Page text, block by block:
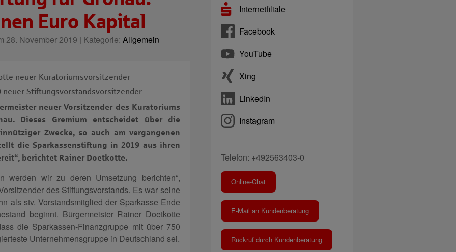
Euro Kapital
28. November 2019 | Kategorie: Allgemein
neuer Kuratoriumsvorsitzender
neuer Stiftungsvorstandsvorsitzender
neuer Vorsitzender des Kuratoriums
Dieses Gremium entscheidet über die
Zwecke, so auch am vergangenen
die Sparkassenstiftung in 2019 aus ihren
berichtet Rainer Doetkotte.
werden wir zu deren Umsetzung berichten“,
des Stiftungsvorstands. Es war seine
als stv. Vorstandsmitglied der Sparkasse Ende
beginnt. Bürgermeister Rainer Doetkotte
die Sparkassen-Finanzgruppe mit über 750
Unternehmensgruppe in Deutschland sei.
Internetfiliale
Facebook
YouTube
Xing
LinkedIn
Instagram
Telefon: +492563403-0
Online-Chat
E-Mail an Kundenberatung
Rückruf durch Kundenberatung